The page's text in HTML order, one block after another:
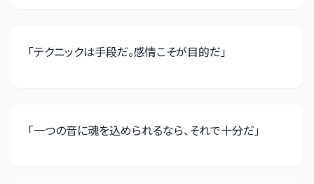
「テクニックは手段だ。感情こそが目的だ」
「一つの音に魂を込められるなら、それで十分だ」